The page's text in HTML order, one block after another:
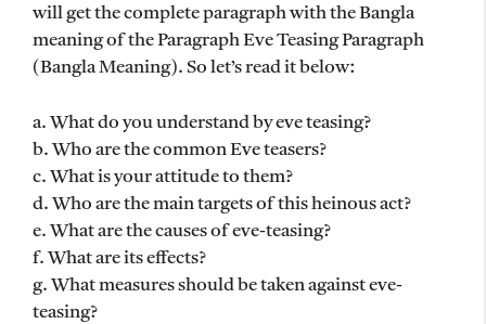
will get the complete paragraph with the Bangla
meaning of the Paragraph Eve Teasing Paragraph
(Bangla Meaning). So let’s read it below:
a. What do you understand by eve teasing?
b. Who are the common Eve teasers?
c. What is your attitude to them?
d. Who are the main targets of this heinous act?
e. What are the causes of eve-teasing?
f. What are its effects?
g. What measures should be taken against eve-
teasing?